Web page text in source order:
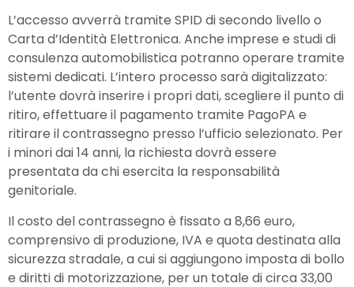
L’accesso avverrà tramite SPID di secondo livello o
Carta d’Identità Elettronica. Anche imprese e studi di
consulenza automobilistica potranno operare tramite
sistemi dedicati. L’intero processo sarà digitalizzato:
l’utente dovrà inserire i propri dati, scegliere il punto di
ritiro, effettuare il pagamento tramite PagoPA e
ritirare il contrassegno presso l’ufficio selezionato. Per
i minori dai 14 anni, la richiesta dovrà essere
presentata da chi esercita la responsabilità
genitoriale.
Il costo del contrassegno è fissato a 8,66 euro,
comprensivo di produzione, IVA e quota destinata alla
sicurezza stradale, a cui si aggiungono imposta di bollo
e diritti di motorizzazione, per un totale di circa 33,00